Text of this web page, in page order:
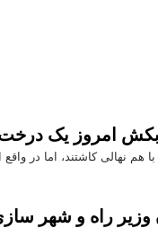
امروز یک
نهالی کاشتند، اما در واقع
وزیر راه و شهر